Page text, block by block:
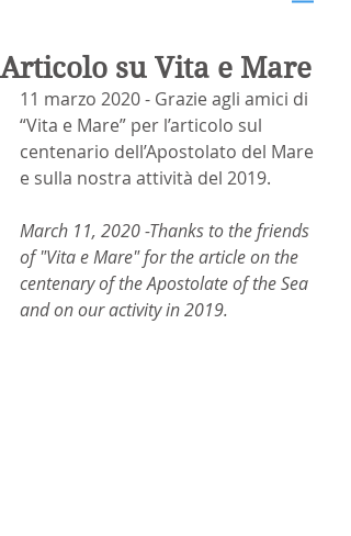
Articolo su Vita e Mare
11 marzo 2020 - Grazie agli amici di
“Vita e Mare” per l’articolo sul
centenario dell’Apostolato del Mare
e sulla nostra attività del 2019.
March 11, 2020 -Thanks to the friends
of "Vita e Mare" for the article on the
centenary of the Apostolate of the Sea
and on our activity in 2019.